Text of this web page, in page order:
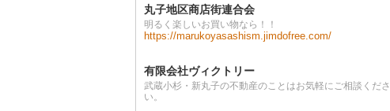
丸子地区商店街連合会
明るく楽しいお買い物なら！！
https://marukoyasashism.jimdofree.com/
有限会社ヴィクトリー
武蔵小杉・新丸子の不動産のことはお気軽にご相談くださ
い。